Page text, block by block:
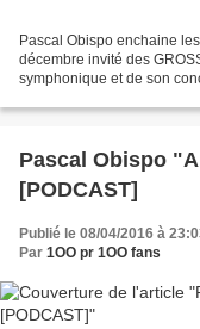
Pascal Obispo enchaine
décembre invité des
symphonique et de son
Pascal Obispo
[PODCAST]
Publié le 08/04/2016 à
Par 1OO pr 1OO fans